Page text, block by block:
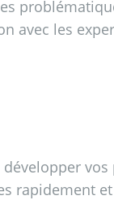
avec les
développer vos
rapidement